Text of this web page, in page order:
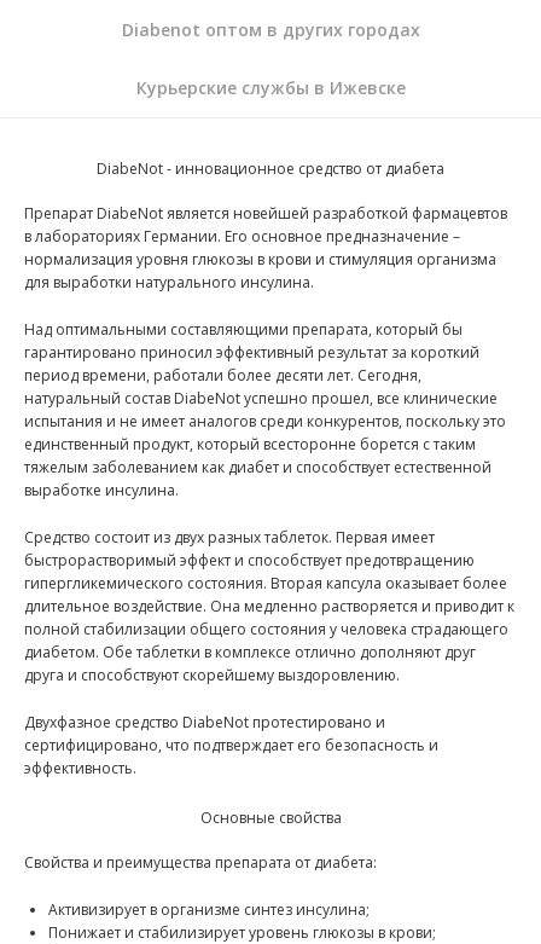
Diabenot оптом в других городах
Курьерские службы в Ижевске
DiabeNot - инновационное средство от диабета
Препарат DiabeNot является новейшей разработкой фармацевтов
в лабораториях Германии. Его основное предназначение –
нормализация уровня глюкозы в крови и стимуляция организма
для выработки натурального инсулина.
Над оптимальными составляющими препарата, который бы
гарантировано приносил эффективный результат за короткий
период времени, работали более десяти лет. Сегодня,
натуральный состав DiabeNot успешно прошел, все клинические
испытания и не имеет аналогов среди конкурентов, поскольку это
единственный продукт, который всесторонне борется с таким
тяжелым заболеванием как диабет и способствует естественной
выработке инсулина.
Средство состоит из двух разных таблеток. Первая имеет
быстрорастворимый эффект и способствует предотвращению
гипергликемического состояния. Вторая капсула оказывает более
длительное воздействие. Она медленно растворяется и приводит к
полной стабилизации общего состояния у человека страдающего
диабетом. Обе таблетки в комплексе отлично дополняют друг
друга и способствуют скорейшему выздоровлению.
Двухфазное средство DiabeNot протестировано и
сертифицировано, что подтверждает его безопасность и
эффективность.
Основные свойства
Свойства и преимущества препарата от диабета:
Активизирует в организме синтез инсулина;
Понижает и стабилизирует уровень глюкозы в крови;